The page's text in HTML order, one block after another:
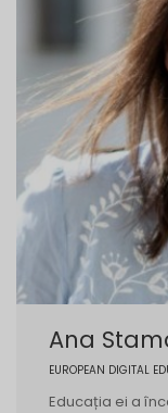
Ana
EUROPEAN DIGITAL
Educația ei a